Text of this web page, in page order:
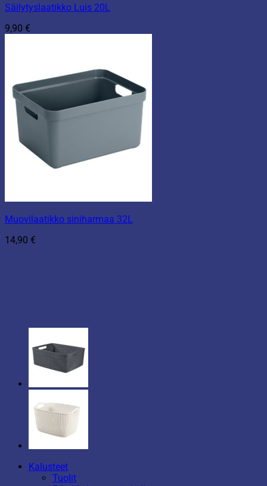
Säilytyslaatikko Luis 20L
9,90 €
Muovilaatikko siniharmaa 32L
14,90 €
Kalusteet
Tuolit